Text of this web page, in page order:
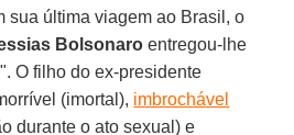
sua última viagem ao Brasil, o
Bolsonaro entregou-lhe
O filho do ex-presidente
(imortal), imbrochável
durante o ato sexual) e